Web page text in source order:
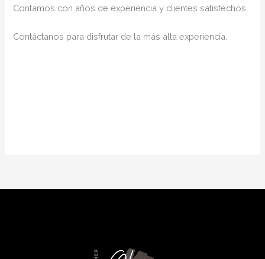
Contamos con años de experiencia y clientes satisfechos.
Contáctanos para disfrutar de la más alta experiencia.